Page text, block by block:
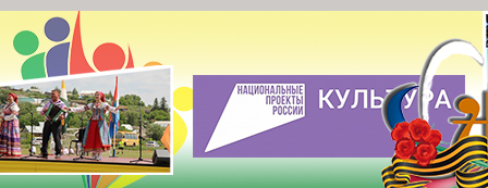
Перейти к основному содержанию